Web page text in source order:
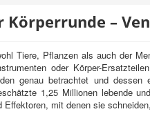
Kör­per­runde –
Tiere, Pflanzen als auch der
oder Körper-​
genau betra­chtet und
1,25 Mil­lio­nen lebende und
Effek­toren, mit denen sie